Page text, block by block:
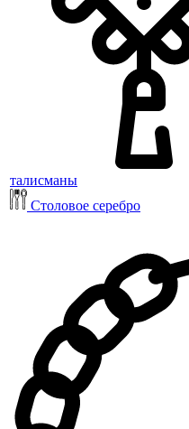
талисманы
Столовое серебро